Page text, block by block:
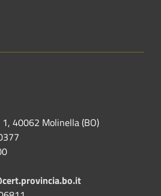
40062 Molinella (BO)